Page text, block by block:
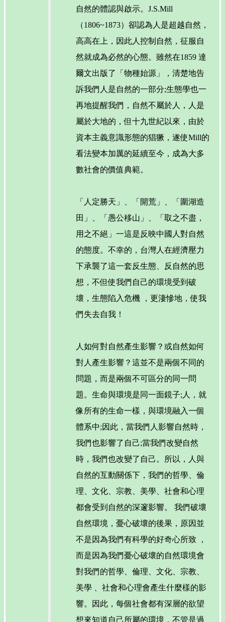
自然的體認與啟示。J.S.Mill
（1806~1873）卻認為人是超越自然，
高高在上，因此人控制自然，征服自
然就成為必然的心態。雖然在1859 達
爾文出版了「物種始源」，清楚地告
訴我們人是自然的一部分;生態學也一
再地提醒我們，自然不屬於人，人是
屬於大地的，但十九世紀以來，由於
資本主義意識形態的猖獗，遂使Mill的
看法變本加厲的延續至今，成為大多
數社會的價值典範。
「人定勝天」、「開荒」、「圍湖造
田」、「愚公移山」、「取之不盡，
用之不絕」一這是反映中國人對自然
的態度。不幸的，台灣人在經濟壓力
下承襲了這一套反生態、反自然的思
想，不但使我們自己的環境受到破
壞，生態陷入危機 ，更淒慘地，使我
們失去自我！
人如何對自然產生影響？或自然如何
對人產生影響？這並不是兩個不同的
問題，而是兩個不可區分的同一問
題。生命與環境是同一面鏡子;人，就
像所有的生命一樣，與環境融入一個
體系中;因此，當我們人影響自然時，
我們也影響了自己;當我們改變自然
時，我們也改變了自己。所以，人與
自然的互動關係下，我們的哲學、倫
理、文化、宗教、美學、社會和心理
都會受到自然的深邃影響。 我們破壞
自然環境，憂心破壞的後果，原因並
不是因為我們有科學的好奇心所致 ，
而是因為我們憂心破壞的自然環境會
對我們的哲學、倫理、文化、宗教、
美學 、社會和心理會產生什麼樣的影
響。因此，每個社會都有深層的欲望
想來知道自己所屬的環境，不管是過